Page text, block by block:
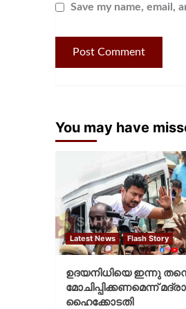
Save my name, email,
You may have
Latest News Flash Story
ഉദയനിധിയെ ഇന്നു
മോചിപ്പിക്കണമെന്ന്
ഹൈക്കോടതി